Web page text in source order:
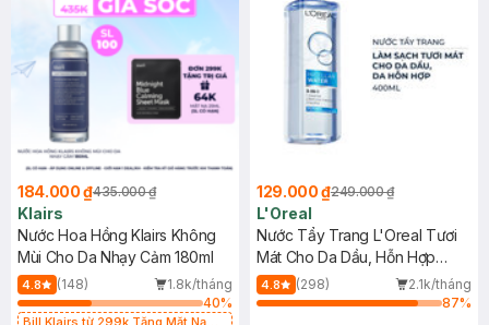
184.000 ₫435.000 ₫
Klairs
Nước Hoa Hồng Klairs Không
Mùi Cho Da Nhạy Cảm 180ml
4.8 (148)
1.8k/tháng
40%
Bill Klairs từ 299k Tặng Mặt Nạ
129.000 ₫249.000 ₫
L'Oreal
Nước Tẩy Trang L'Oreal Tươi
Mát Cho Da Dầu, Hỗn Hợp
400ml
4.8 (298)
2.1k/tháng
87%